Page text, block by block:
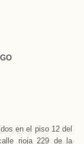
en el piso 12 del
rioja 229 de la